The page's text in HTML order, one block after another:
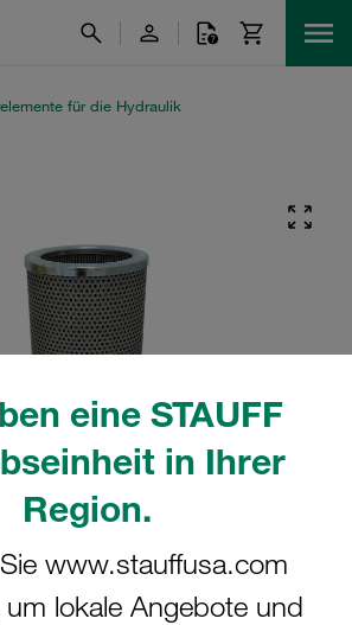
eine STAUFF
in Ihrer
Region.
www.stauffusa.com
lokale Angebote und
für die Hydraulik